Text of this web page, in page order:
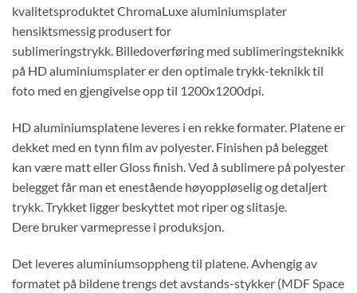
kvalitetsproduktet ChromaLuxe aluminiumsplater
hensiktsmessig produsert for
sublimeringstrykk. Billedoverføring med sublimeringsteknikk
på HD aluminiumsplater er den optimale trykk-teknikk til
foto med en gjengivelse opp til 1200x1200dpi.
HD aluminiumsplatene leveres i en rekke formater. Platene er
dekket med en tynn film av polyester. Finishen på belegget
kan være matt eller Gloss finish. Ved å sublimere på polyester
belegget får man et enestående høyoppløselig og detaljert
trykk. Trykket ligger beskyttet mot riper og slitasje.
Dere bruker varmepresse i produksjon.
Det leveres aluminiumsoppheng til platene. Avhengig av
formatet på bildene trengs det avstands-stykker (MDF Space